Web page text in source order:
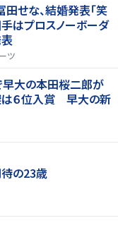
田せな、結婚発表「笑
はプロスノーボーダ
ツ
早大の本田桜二郎が
６位入賞 早大の新
の23歳